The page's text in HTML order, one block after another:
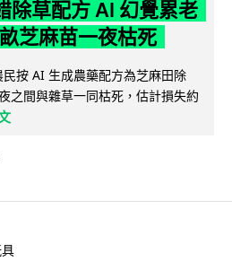
除草配方 AI 幻覺累老
芝麻苗一夜枯死
按 AI 生成農藥配方為芝麻田除
之間與雜草一同枯死，估計損失約